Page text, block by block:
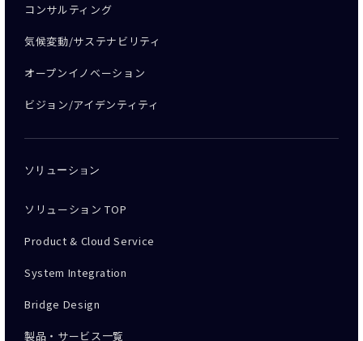
コンサルティング
気候変動/サステナビリティ
オープンイノベーション
ビジョン/アイデンティティ
ソリューション
ソリューション TOP
Product & Cloud Service
System Integration
Bridge Design
製品・サービス一覧